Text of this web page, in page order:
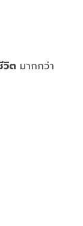
วิต มากกว่า